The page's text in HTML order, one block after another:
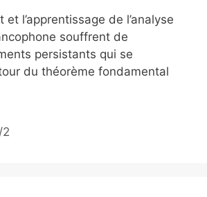
et l’apprentissage de l’analyse
souffrent de
persistants qui se
du théorème fondamental
2